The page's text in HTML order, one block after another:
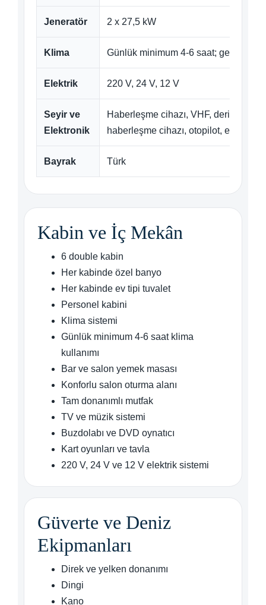
Jeneratör 2 x 27,5 kW
Klima Günlük minimum 4-6 saat; gece
Elektrik 220 V, 24 V, 12 V
Seyir ve
Elektronik
Haberleşme cihazı, VHF, derinlik
haberleşme cihazı, otopilot,
Bayrak Türk
Kabin ve İç Mekân
6 double kabin
Her kabinde özel banyo
Her kabinde ev tipi tuvalet
Personel kabini
Klima sistemi
Günlük minimum 4-6 saat klima
kullanımı
Bar ve salon yemek masası
Konforlu salon oturma alanı
Tam donanımlı mutfak
TV ve müzik sistemi
Buzdolabı ve DVD oynatıcı
Kart oyunları ve tavla
220 V, 24 V ve 12 V elektrik sistemi
Güverte ve Deniz
Ekipmanları
Direk ve yelken donanımı
Dingi
Kano